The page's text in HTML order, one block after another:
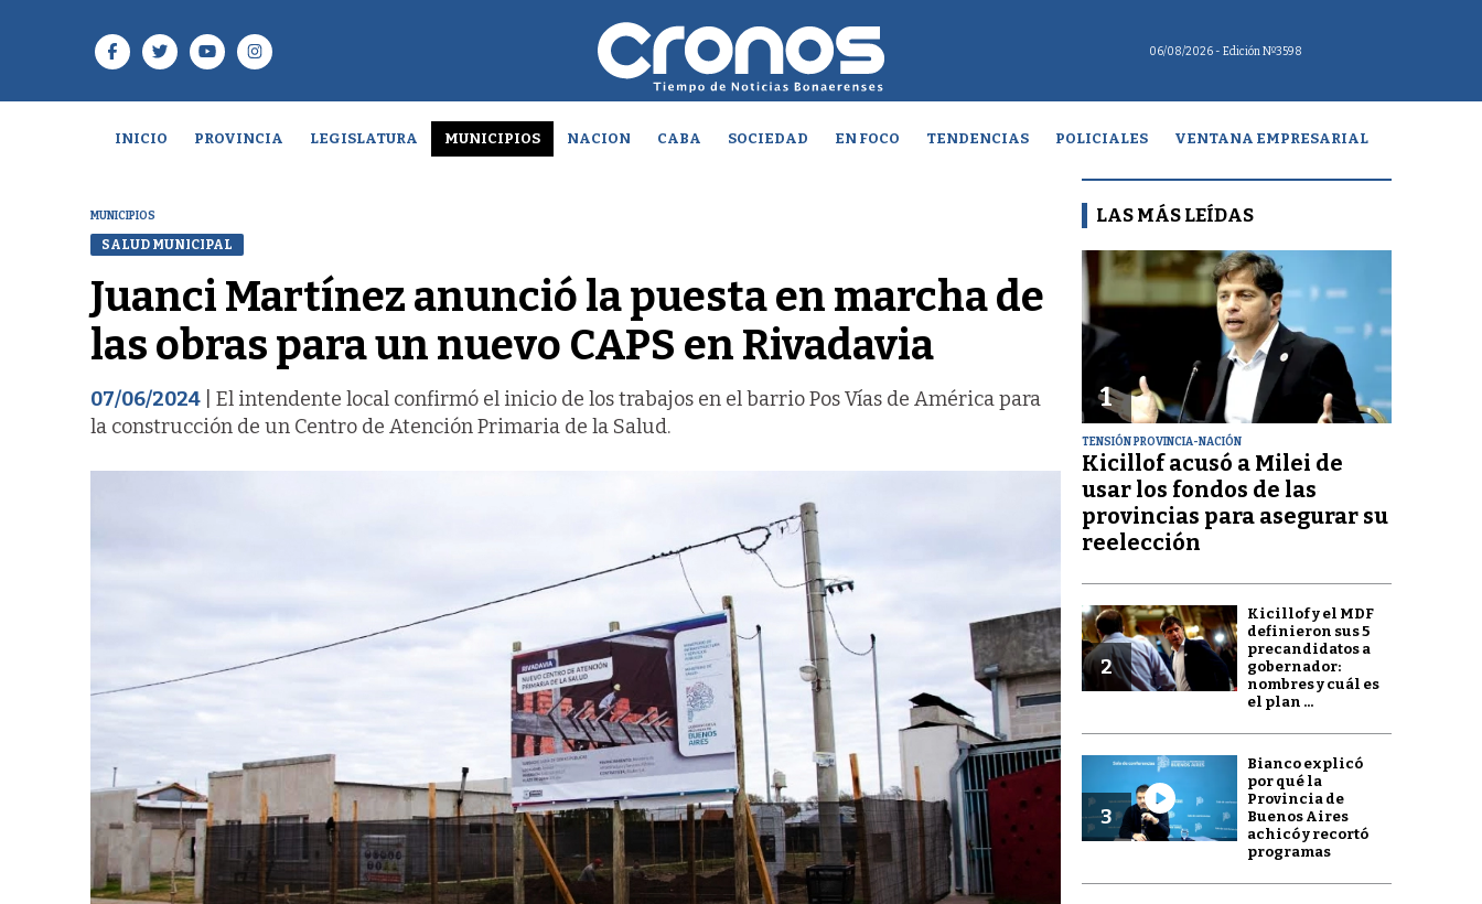
06/08/2026 - Edición Nº3598
INICIO PROVINCIA LEGISLATURA MUNICIPIOS NACION CABA SOCIEDAD EN FOCO TENDENCIAS POLICIALES VENTANA EMPRESARIAL
MUNICIPIOS
SALUD MUNICIPAL
Juanci Martínez anunció la puesta en marcha de
las obras para un nuevo CAPS en Rivadavia
07/06/2024 | El intendente local confirmó el inicio de los trabajos en el barrio Pos Vías de América para
la construcción de un Centro de Atención Primaria de la Salud.
LAS MÁS LEÍDAS
1
TENSIÓN PROVINCIA-NACIÓN
Kicillof acusó a Milei de
usar los fondos de las
provincias para asegurar su
reelección
2
Kicillof y el MDF
definieron sus 5
precandidatos a
gobernador:
nombres y cuál es
el plan ...
3
Bianco explicó
por qué la
Provincia de
Buenos Aires
achicó y recortó
programas